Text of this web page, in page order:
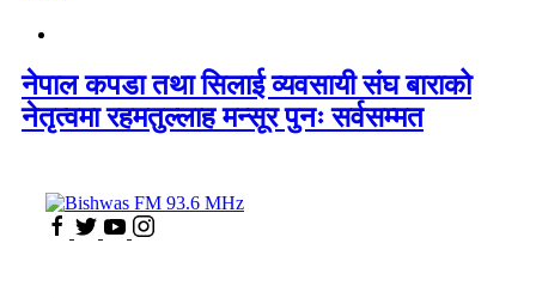
नेपाल कपडा तथा सिलाई व्यवसायी संघ बाराको
नेतृत्वमा रहमतुल्लाह मन्सूर पुनः सर्वसम्मत